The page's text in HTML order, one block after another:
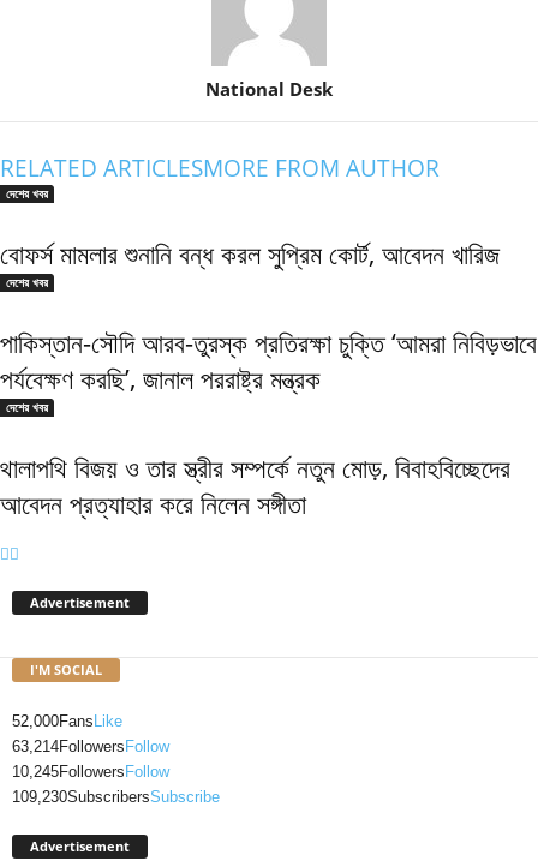
National Desk
RELATED ARTICLESMORE FROM AUTHOR
দেশের খবর
বোফর্স মামলার শুনানি বন্ধ করল সুপ্রিম কোর্ট, আবেদন খারিজ
দেশের খবর
পাকিস্তান-সৌদি আরব-তুরস্ক প্রতিরক্ষা চুক্তি ‘আমরা নিবিড়ভাবে
পর্যবেক্ষণ করছি’, জানাল পররাষ্ট্র মন্ত্রক
দেশের খবর
থালাপথি বিজয় ও তার স্ত্রীর সম্পর্কে নতুন মোড়, বিবাহবিচ্ছেদের
আবেদন প্রত্যাহার করে নিলেন সঙ্গীতা
Advertisement
I'M SOCIAL
52,000Fans Like
63,214Followers Follow
10,245Followers Follow
109,230SubscribersSubscribe
Advertisement